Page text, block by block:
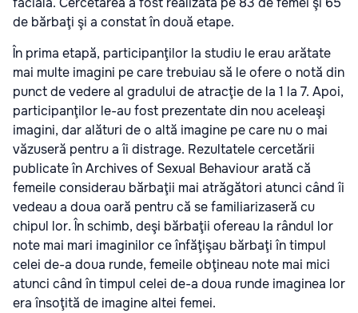
de bărbaţi şi a constat în două etape.
În prima etapă, participanţilor la studiu le erau arătate
mai multe imagini pe care trebuiau să le ofere o notă din
punct de vedere al gradului de atracţie de la 1 la 7. Apoi,
participanţilor le-au fost prezentate din nou aceleaşi
imagini, dar alături de o altă imagine pe care nu o mai
văzuseră pentru a îi distrage. Rezultatele cercetării
publicate în Archives of Sexual Behaviour arată că
femeile considerau bărbaţii mai atrăgători atunci când îi
vedeau a doua oară pentru că se familiarizaseră cu
chipul lor. În schimb, deşi bărbaţii ofereau la rândul lor
note mai mari imaginilor ce înfăţişau bărbaţi în timpul
celei de-a doua runde, femeile obţineau note mai mici
atunci când în timpul celei de-a doua runde imaginea lor
era însoţită de imagine altei femei.